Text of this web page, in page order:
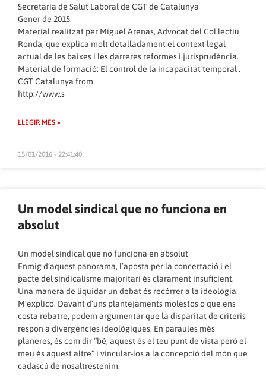
Secretaria de Salut Laboral de CGT de Catalunya
Gener de 2015.
Material realitzat per Miguel Arenas, Advocat del Col.lectiu
Ronda, que explica molt detalladament el context legal
actual de les baixes i les darreres reformes i jurisprudència.
Material de formació: El control de la incapacitat temporal .
CGT Catalunya from
http://www.s
LLEGIR MÉS »
15/01/2016 - 22:41:40
Un model sindical que no funciona en
absolut
Un model sindical que no funciona en absolut
Enmig d’aquest panorama, l’aposta per la concertació i el
pacte del sindicalisme majoritari és clarament insuficient.
Una manera de liquidar un debat és recórrer a la ideologia.
M’explico. Davant d’uns plantejaments molestos o que ens
costa rebatre, podem argumentar que la disparitat de criteris
respon a divergències ideològiques. En paraules més
planeres, és com dir “bé, aquest és el teu punt de vista però el
meu és aquest altre” i vincular-los a la concepció del món que
cadascú de nosaltrestenim.